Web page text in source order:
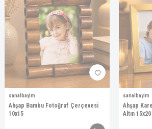
sanalbayim
Ahşap Bambu Fotoğraf Çerçevesi
10x15
sanalbayim
Ahşap
Altın 15x20